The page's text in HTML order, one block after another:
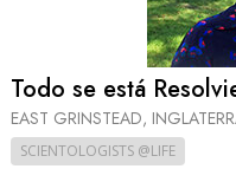
Todo se está
EAST GRINSTEAD,
SCIENTOLOGISTS @LIFE